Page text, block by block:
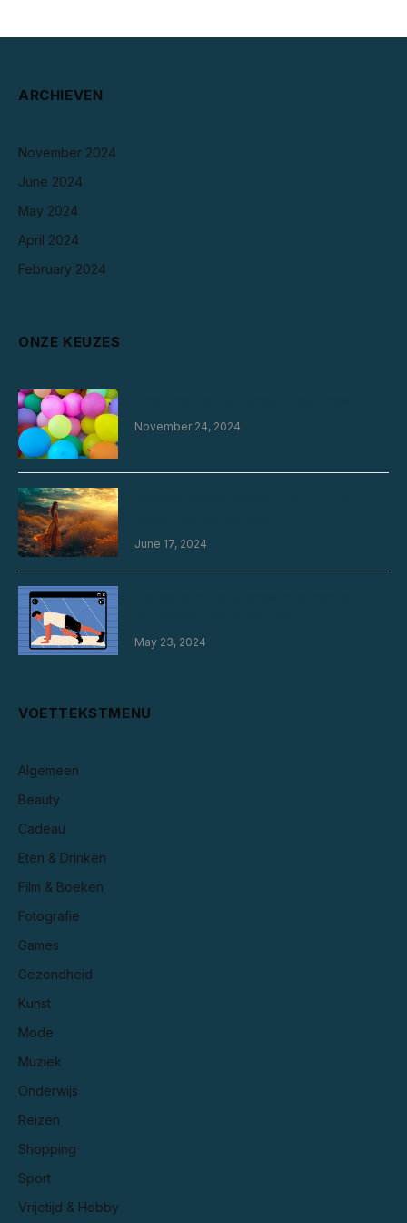
ARCHIEVEN
November 2024
June 2024
May 2024
April 2024
February 2024
ONZE KEUZES
November 24, 2024
June 17, 2024
May 23, 2024
VOETTEKSTMENU
Algemeen
Beauty
Cadeau
Eten & Drinken
Film & Boeken
Fotografie
Games
Gezondheid
Kunst
Mode
Muziek
Onderwijs
Reizen
Shopping
Sport
Vrijetijd & Hobby